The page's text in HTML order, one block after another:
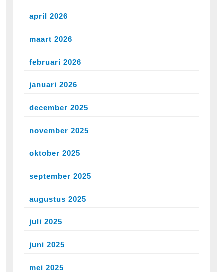
april 2026
maart 2026
februari 2026
januari 2026
december 2025
november 2025
oktober 2025
september 2025
augustus 2025
juli 2025
juni 2025
mei 2025